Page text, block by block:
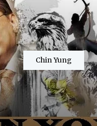
Chin Yung